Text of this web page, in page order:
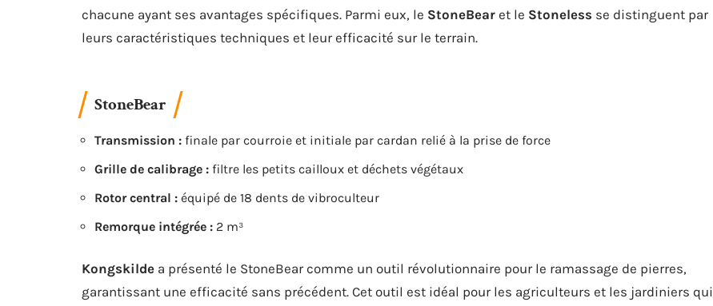
chacune ayant ses avantages spécifiques. Parmi eux, le StoneBear et le Stoneless se distinguent par
leurs caractéristiques techniques et leur efficacité sur le terrain.
StoneBear
Transmission : finale par courroie et initiale par cardan relié à la prise de force
Grille de calibrage : filtre les petits cailloux et déchets végétaux
Rotor central : équipé de 18 dents de vibroculteur
Remorque intégrée : 2 m³
Kongskilde a présenté le StoneBear comme un outil révolutionnaire pour le ramassage de pierres,
garantissant une efficacité sans précédent. Cet outil est idéal pour les agriculteurs et les jardiniers qui